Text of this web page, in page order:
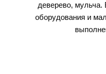
деверево, мульча.
оборудования и